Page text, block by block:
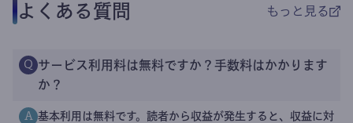
よくある質問 もっと見る
Q サービス利用料は無料ですか？手数料はかかります
か？
A 基本利用は無料です。読者から収益が発生すると、収益に対